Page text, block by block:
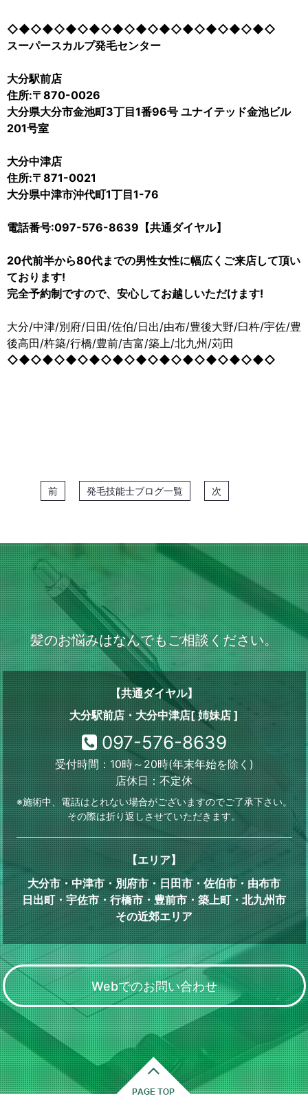
◇◆◇◆◇◆◇◆◇◆◇◆◇◆◇◆◇◆◇◆◇◆◇
スーパースカルプ発毛センター
大分駅前店
住所:〒870-0026
大分県大分市金池町3丁目1番96号 ユナイテッド金池ビル
201号室
大分中津店
住所:〒871-0021
大分県中津市沖代町1丁目1-76
電話番号:097-576-8639【共通ダイヤル】
20代前半から80代までの男性女性に幅広くご来店して頂い
ております!
完全予約制ですので、安心してお越しいただけます!
大分/中津/別府/日田/佐伯/日出/由布/豊後大野/臼杵/宇佐/豊
後高田/杵築/行橋/豊前/吉富/築上/北九州/苅田
◇◆◇◆◇◆◇◆◇◆◇◆◇◆◇◆◇◆◇◆◇◆◇
前 発毛技能士ブログ一覧 次
髪のお悩みはなんでもご相談ください。
【共通ダイヤル】
大分駅前店・大分中津店[ 姉妹店 ]
097-576-8639
受付時間：10時～20時(年末年始を除く)
店休日：不定休
※施術中、電話はとれない場合がございますのでご了承下さい。
その際は折り返しさせていただきます。
【エリア】
大分市・中津市・別府市・日田市・佐伯市・由布市
日出町・宇佐市・行橋市・豊前市・築上町・北九州市
その近郊エリア
Webでのお問い合わせ